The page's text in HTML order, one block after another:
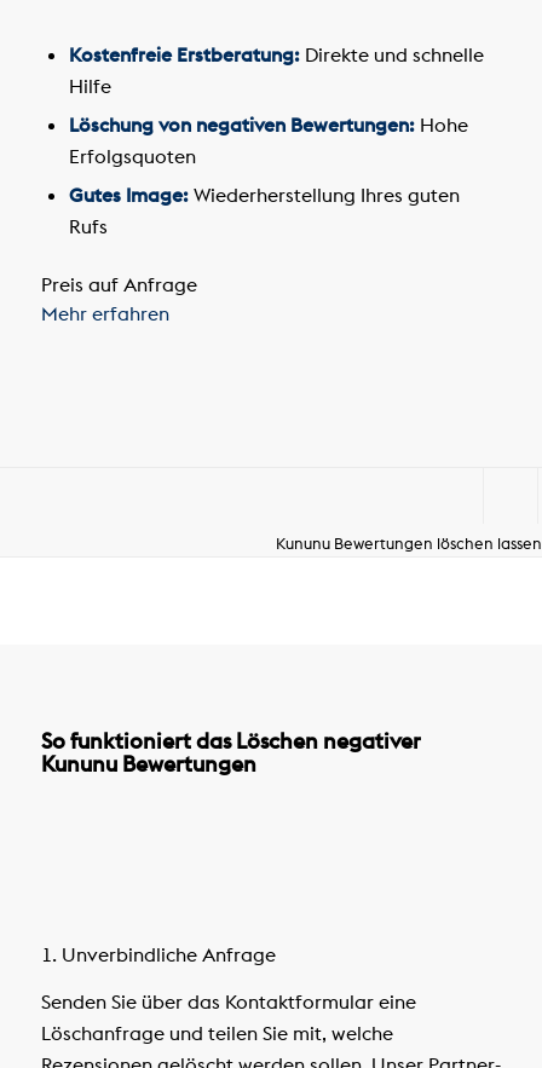
Kostenfreie Erstberatung:Direkte und schnelle
Hilfe
Löschung von negativen Bewertungen:Hohe
Erfolgsquoten
Gutes Image:Wiederherstellung Ihres guten
Rufs
Preis auf Anfrage
Mehr erfahren
Kununu Bewertungen löschen lassen
So funktioniert das Löschen negativer
Kununu Bewertungen
1. Unverbindliche Anfrage
Senden Sie über das Kontaktformular eine
Löschanfrage und teilen Sie mit, welche